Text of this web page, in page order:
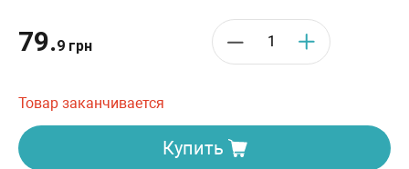
79.9 грн
Товар заканчивается
Купить